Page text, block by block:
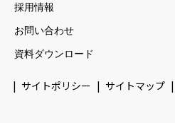
採用情報
お問い合わせ
資料ダウンロード
サイトポリシー サイトマップ